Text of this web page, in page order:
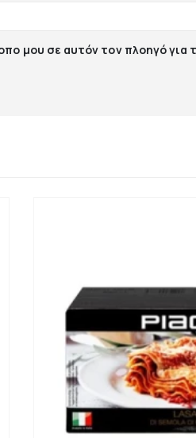
μου σε αυτόν τον πλοηγό